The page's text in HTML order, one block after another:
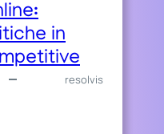
in
resolvis